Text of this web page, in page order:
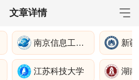
文章详情
招生政策 学制学费
报名流程
招生简章
南京信息工程大学 新
江苏科技大学 湖